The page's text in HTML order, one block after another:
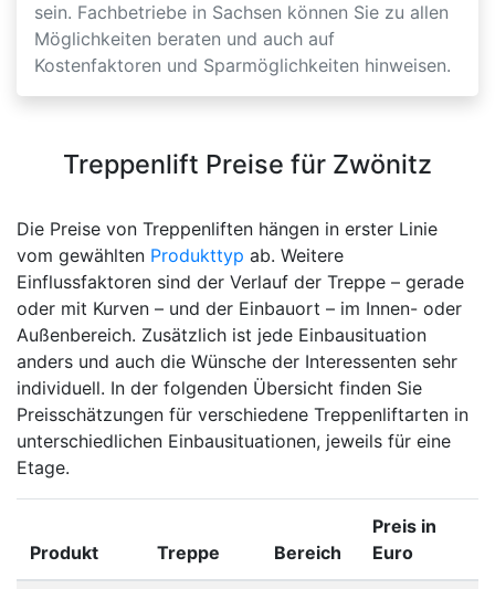
sein. Fachbetriebe in Sachsen können Sie zu allen
Möglichkeiten beraten und auch auf
Kostenfaktoren und Sparmöglichkeiten hinweisen.
Treppenlift Preise für Zwönitz
Die Preise von Treppenliften hängen in erster Linie
vom gewählten Produkttyp ab. Weitere
Einflussfaktoren sind der Verlauf der Treppe – gerade
oder mit Kurven – und der Einbauort – im Innen- oder
Außenbereich. Zusätzlich ist jede Einbausituation
anders und auch die Wünsche der Interessenten sehr
individuell. In der folgenden Übersicht finden Sie
Preisschätzungen für verschiedene Treppenliftarten in
unterschiedlichen Einbausituationen, jeweils für eine
Etage.
Produkt Treppe Bereich
Preis in
Euro